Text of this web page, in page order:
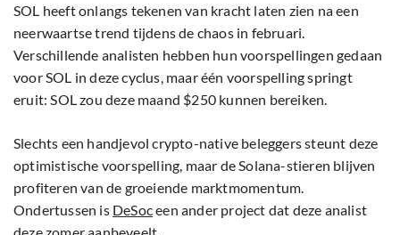
SOL heeft onlangs tekenen van kracht laten zien na een
neerwaartse trend tijdens de chaos in februari.
Verschillende analisten hebben hun voorspellingen gedaan
voor SOL in deze cyclus, maar één voorspelling springt
eruit: SOL zou deze maand $250 kunnen bereiken.
Slechts een handjevol crypto-native beleggers steunt deze
optimistische voorspelling, maar de Solana-stieren blijven
profiteren van de groeiende marktmomentum.
Ondertussen is DeSoceen ander project dat deze analist